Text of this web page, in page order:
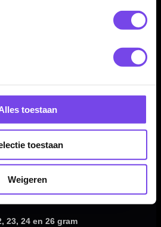
toestaan
toestaan
Weigeren
Dragon Razor Edge Spectron 85%
50.80 mm
de volledige barrel
23, 24 en 26 gram